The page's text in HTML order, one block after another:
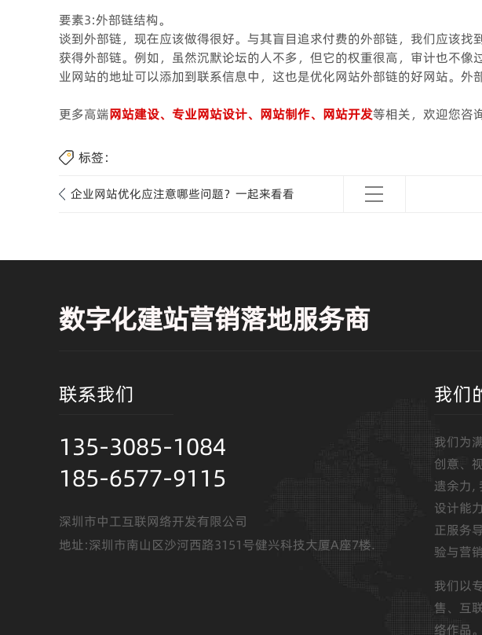
要素3:外部链结构。
谈到外部链，现在应该做得很好。与其盲目追求付费的外部链，我们应该找
获得外部链。例如，虽然沉默论坛的人不多，但它的权重很高，审计也不像
业网站的地址可以添加到联系信息中，这也是优化网站外部链的好网站。外
更多高端网站建设、专业网站设计、网站制作、网站开发等相关，欢迎您咨
标签：
企业网站优化应注意哪些问题？一起来看看
数字化建站营销落地服务商
联系我们
135-3085-1084
185-6577-9115
深圳市中工互联网络开发有限公司
地址:深圳市南山区沙河西路3151号健兴科技大厦A座7楼.
我们
我们为
创意、
遗余力,
设计能
正服务
验与营
我们以
售、互
络作品